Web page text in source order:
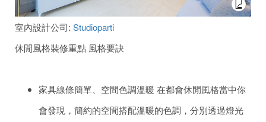
室內設計公司: Studioparti
休閒風格裝修重點 風格要訣
家具線條簡單、空間色調溫暖 在都會休閒風格當中你
會發現，簡約的空間搭配溫暖的色調，分別透過燈光